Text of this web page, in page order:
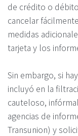
de crédito o
cancelar
medidas
tarjeta y los
Sin embargo, si
incluyó en la
cauteloso,
agencias de
Transunion) y